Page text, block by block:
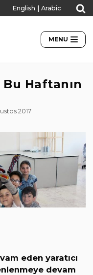
English Arabic
MENU
Haftanın
2017
eden yaratıcı
devam